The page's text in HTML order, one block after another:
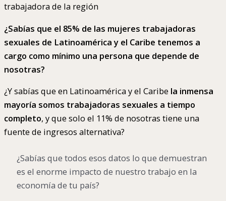
trabajadora de la región
¿Sabías que el 85% de las mujeres trabajadoras
sexuales de Latinoamérica y el Caribe tenemos a
cargo como mínimo una persona que depende de
nosotras?
¿Y sabías que en Latinoamérica y el Caribe la inmensa
mayoría somos trabajadoras sexuales a tiempo
completo, y que solo el 11% de nosotras tiene una
fuente de ingresos alternativa?
¿Sabías que todos esos datos lo que demuestran
es el enorme impacto de nuestro trabajo en la
economía de tu país?